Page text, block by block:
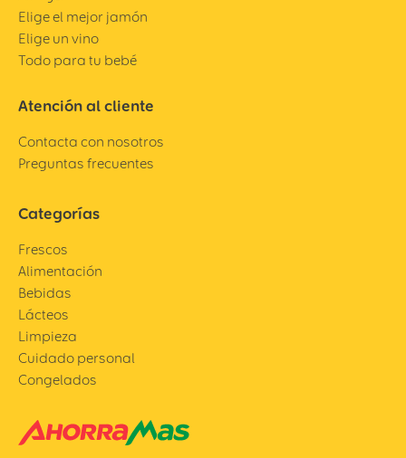
Elige el mejor jamón
Elige un vino
Todo para tu bebé
Atención al cliente
Contacta con nosotros
Preguntas frecuentes
Categorías
Frescos
Alimentación
Bebidas
Lácteos
Limpieza
Cuidado personal
Congelados